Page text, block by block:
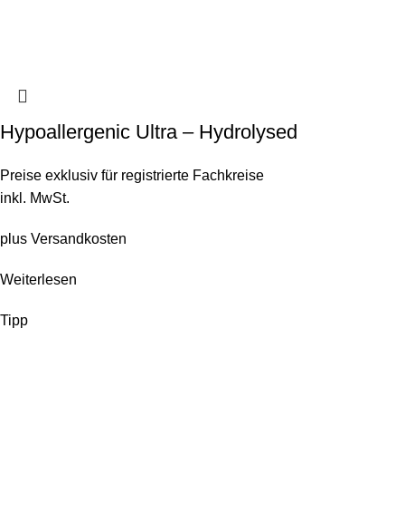
Hypoallergenic Ultra – Hydrolysed
Preise exklusiv für registrierte Fachkreise
inkl. MwSt.
plus Versandkosten
Weiterlesen
Tipp